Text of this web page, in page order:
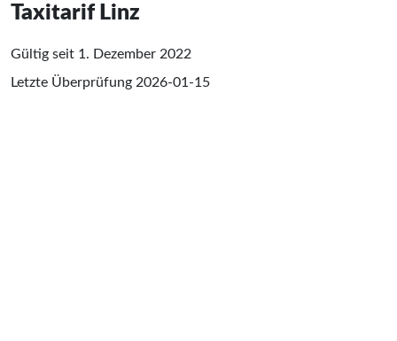
Taxitarif Linz
Gültig seit 1. Dezember 2022
Letzte Überprüfung 2026-01-15